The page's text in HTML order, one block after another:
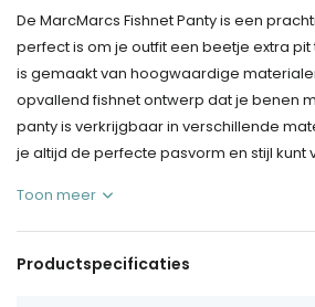
De MarcMarcs Fishnet Panty is een
perfect is om je outfit een beetje extra
is gemaakt van hoogwaardige
opvallend fishnet ontwerp dat je benen
panty is verkrijgbaar in verschillende
je altijd de perfecte pasvorm en stijl kunt
Toon meer
Productspecificaties